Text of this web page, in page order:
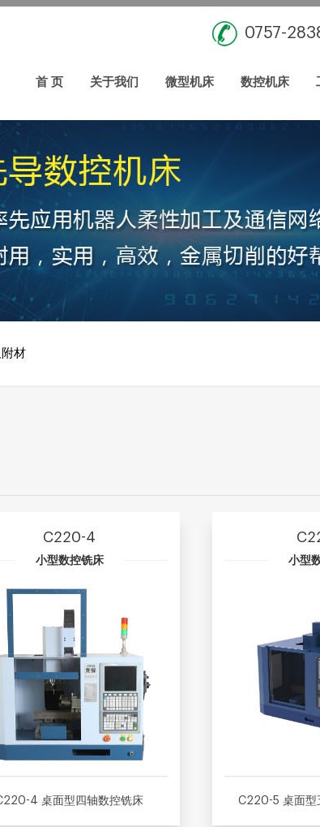
0757-
首 页 关于我们 微型机床 数控机床
材
C220-4
小型数控铣床
4 桌面型四轴数控铣床
小型
C220-5 桌面型